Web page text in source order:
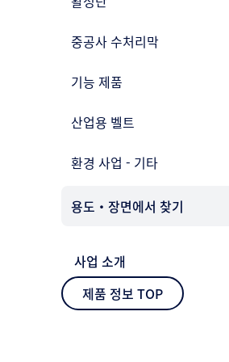
중공사 수처리막
기능 제품
산업용 벨트
환경 사업 - 기타
용도・장면에서 찾기
사업 소개
제품 정보 TOP